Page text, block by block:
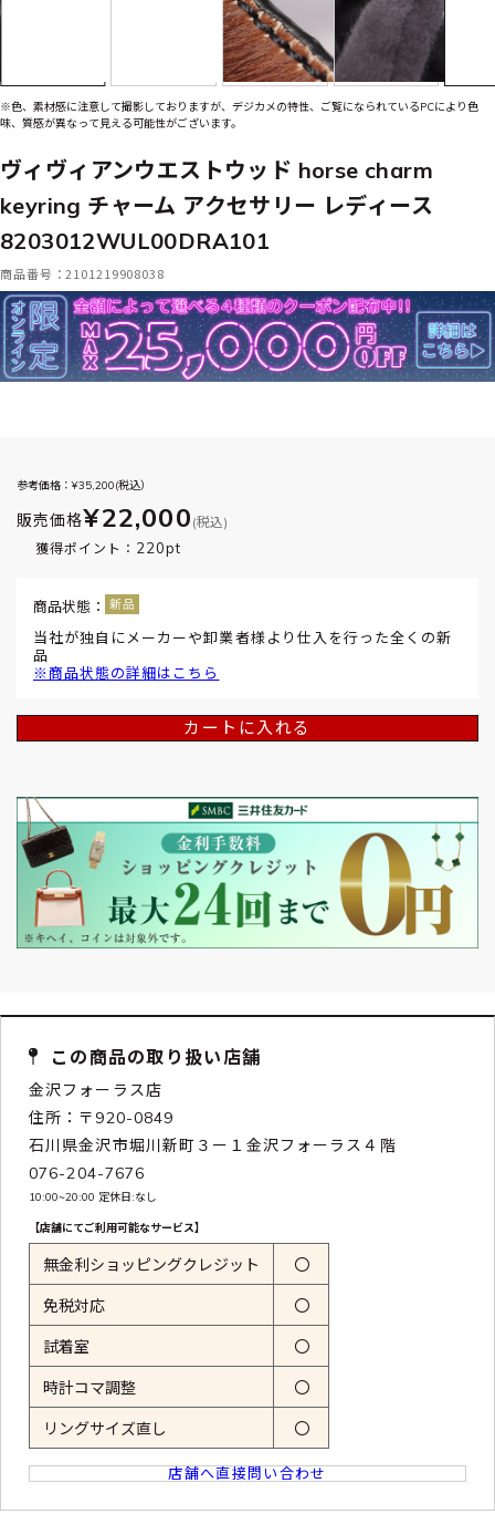
※色、素材感に注意して撮影しておりますが、デジカメの特性、ご覧になられているPCにより色
味、質感が異なって見える可能性がございます。
ヴィヴィアンウエストウッド horse charm
keyring チャーム アクセサリー レディース
8203012WUL00DRA101
商品番号：2101219908038
参考価格：¥35,200(税込）
販売価格¥22,000 (税込)
獲得ポイント： 220pt
商品状態：
当社が独自にメーカーや卸業者様より仕入を行った全くの新
品
※商品状態の詳細はこちら
カートに入れる
この商品の取り扱い店舗
金沢フォーラス店
住所：〒920-0849
石川県金沢市堀川新町３ー１金沢フォーラス４階
076-204-7676
10:00~20:00 定休日:なし
【店舗にてご利用可能なサービス】
無金利ショッピングクレジット 〇
免税対応 〇
試着室 〇
時計コマ調整 〇
リングサイズ直し 〇
店舗へ直接問い合わせ